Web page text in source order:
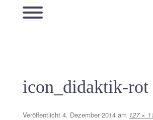
springen
Menü
icon_didaktik-rot
Veröffentlicht 4. Dezember 2014 am 127 ×